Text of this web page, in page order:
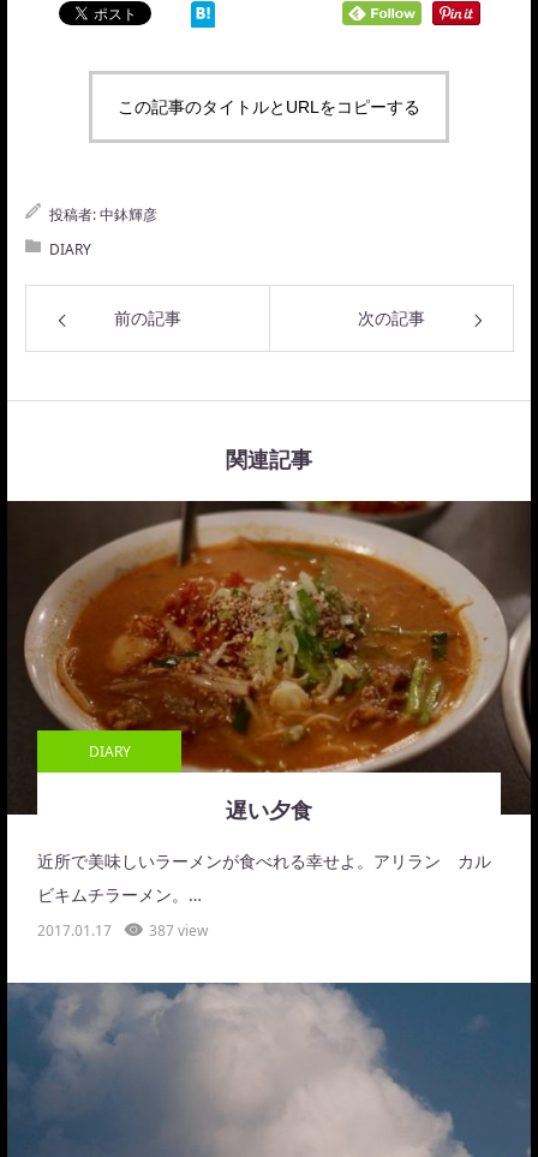
この記事のタイトルとURLをコピーする
投稿者:中鉢輝彦
DIARY
前の記事 次の記事
関連記事
DIARY
遅い夕食
近所で美味しいラーメンが食べれる幸せよ。アリラン カル
ビキムチラーメン。…
2017.01.17 387 view